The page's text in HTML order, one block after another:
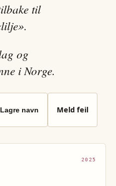
til
og
i Norge.
Lagre navn Meld feil
2025